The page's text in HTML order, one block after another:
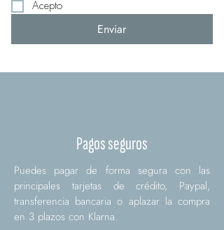
Acepto
Enviar
Pagos seguros
Puedes pagar de forma segura con las
principales tarjetas de crédito, Paypal,
transferencia bancaria o aplazar la compra
en 3 plazos con Klarna.